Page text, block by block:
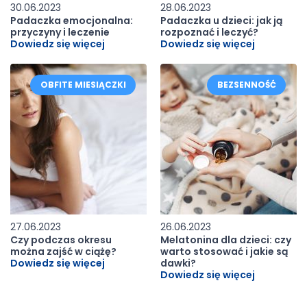
30.06.2023
Padaczka emocjonalna:
przyczyny i leczenie
Dowiedz się więcej
28.06.2023
Padaczka u dzieci: jak ją
rozpoznać i leczyć?
Dowiedz się więcej
27.06.2023
Czy podczas okresu
można zajść w ciążę?
Dowiedz się więcej
OBFITE MIESIĄCZKI
26.06.2023
Melatonina dla dzieci: czy
warto stosować i jakie są
dawki?
Dowiedz się więcej
BEZSENNOŚĆ